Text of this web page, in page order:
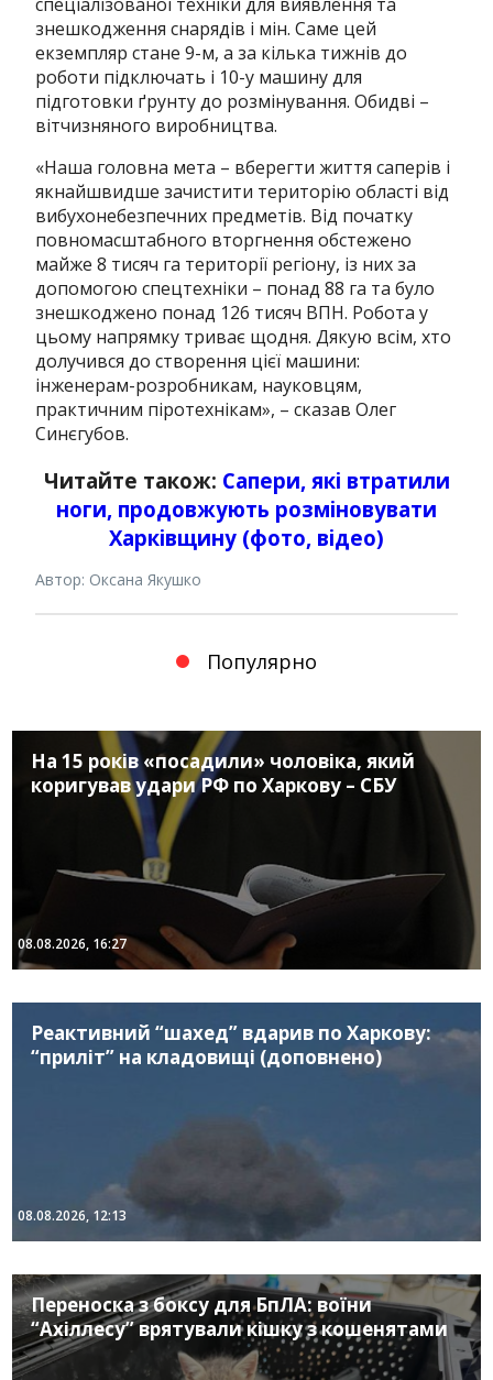
знешкодження снарядів і мін. Саме цей
екземпляр стане 9-м, а за кілька тижнів до
роботи підключать і 10-у машину для
підготовки ґрунту до розмінування. Обидві –
вітчизняного виробництва.
«Наша головна мета – вберегти життя саперів і
якнайшвидше зачистити територію області від
вибухонебезпечних предметів. Від початку
повномасштабного вторгнення обстежено
майже 8 тисяч га території регіону, із них за
допомогою спецтехніки – понад 88 га та було
знешкоджено понад 126 тисяч ВПН. Робота у
цьому напрямку триває щодня. Дякую всім, хто
долучився до створення цієї машини:
інженерам-розробникам, науковцям,
практичним піротехнікам», – сказав Олег
Синєгубов.
Читайте також: Сапери, які втратили
ноги, продовжують розміновувати
Харківщину (фото, відео)
Автор: Оксана Якушко
Популярно
На 15 років «посадили» чоловіка, який
коригував удари РФ по Харкову – СБУ
08.08.2026, 16:27
Реактивний “шахед” вдарив по Харкову:
“приліт” на кладовищі (доповнено)
08.08.2026, 12:13
Переноска з боксу для БпЛА: воїни
“Ахіллесу” врятували кішку з кошенятами